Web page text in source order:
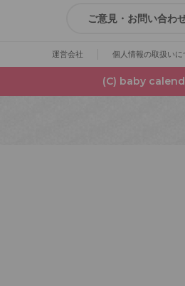
ご意見・お問い合わ
運営会社 個人情報の取扱いに
(C) baby